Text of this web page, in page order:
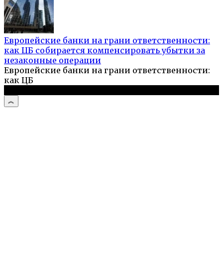
Европейские банки на грани ответственности:
как ЦБ собирается компенсировать убытки за
незаконные операции
Европейские банки на грани ответственности:
как ЦБ